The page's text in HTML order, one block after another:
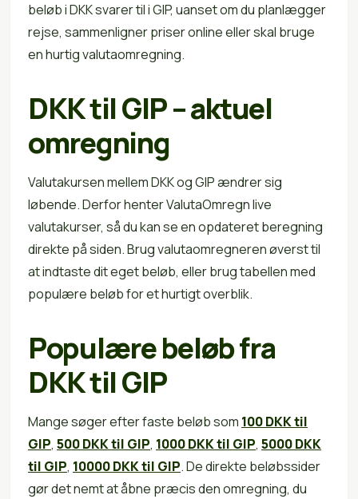
beløb i DKK svarer til i GIP, uanset om du planlægger
rejse, sammenligner priser online eller skal bruge
en hurtig valutaomregning.
DKK til GIP – aktuel
omregning
Valutakursen mellem DKK og GIP ændrer sig
løbende. Derfor henter ValutaOmregn live
valutakurser, så du kan se en opdateret beregning
direkte på siden. Brug valutaomregneren øverst til
at indtaste dit eget beløb, eller brug tabellen med
populære beløb for et hurtigt overblik.
Populære beløb fra
DKK til GIP
Mange søger efter faste beløb som 100 DKK til
GIP, 500 DKK til GIP, 1000 DKK til GIP, 5000 DKK
til GIP, 10000 DKK til GIP. De direkte beløbssider
gør det nemt at åbne præcis den omregning, du